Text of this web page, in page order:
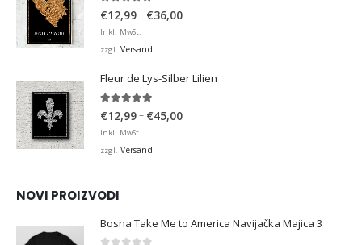
4.98von 5
€12,99– €36,00Preisspanne:
Inkl. MwSt.
zzgl. Versand
Fleur de Lys-Silber Lilien
€12,99– €45,00Preisspanne:
Inkl. MwSt.
zzgl. Versand
NOVI PROIZVODI
Bosna Take Me to America Navijačka Majica 3